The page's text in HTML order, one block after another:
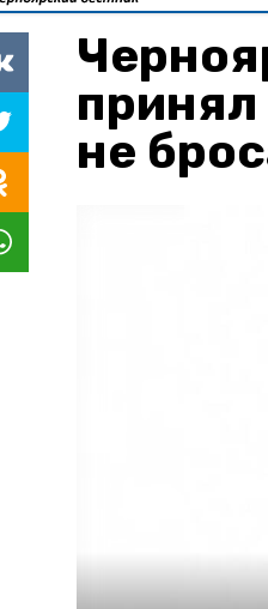
принял
не